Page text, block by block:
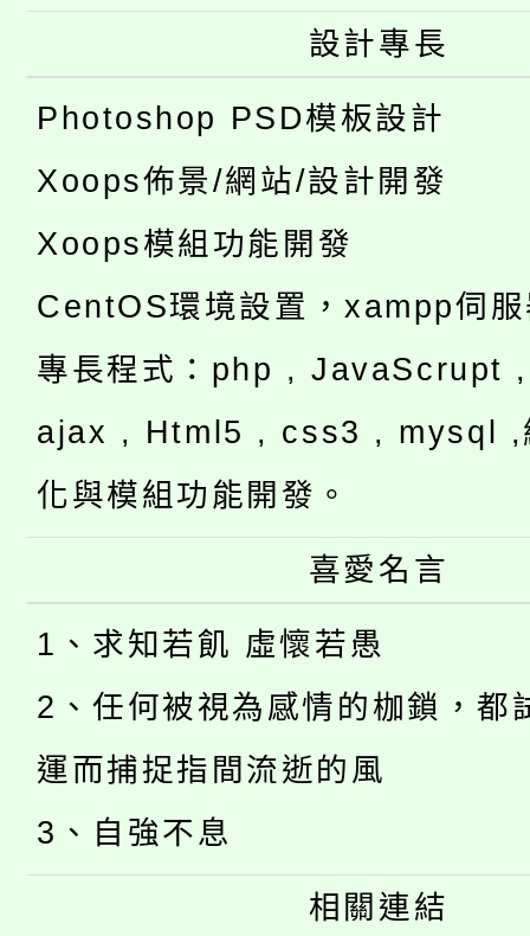
設計專長
Photoshop PSD模板設計
Xoops佈景/網站/設計開發
Xoops模組功能開發
CentOS環境設置，xampp伺
專長程式：php , JavaScrupt
ajax , Html5 , css3 , mysql ,
化與模組功能開發。
喜愛名言
1、求知若飢 虛懷若愚
2、任何被視為感情的枷鎖，都
運而捕捉指間流逝的風
3、自強不息
相關連結